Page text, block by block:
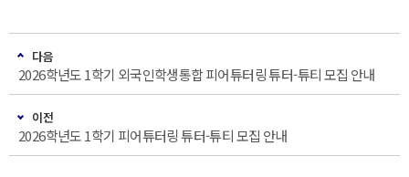
다음
2026학년도 1학기 외국인학생통합 피어튜터링 튜터-튜티 모집 안내
이전
2026학년도 1학기 피어튜터링 튜터-튜티 모집 안내